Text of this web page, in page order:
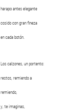
harapo antes elegante
cosido con gran fineza
en cada botón.
Los calzones, un portento:
restos, remiendo a
remiendo,
y, te imaginas,